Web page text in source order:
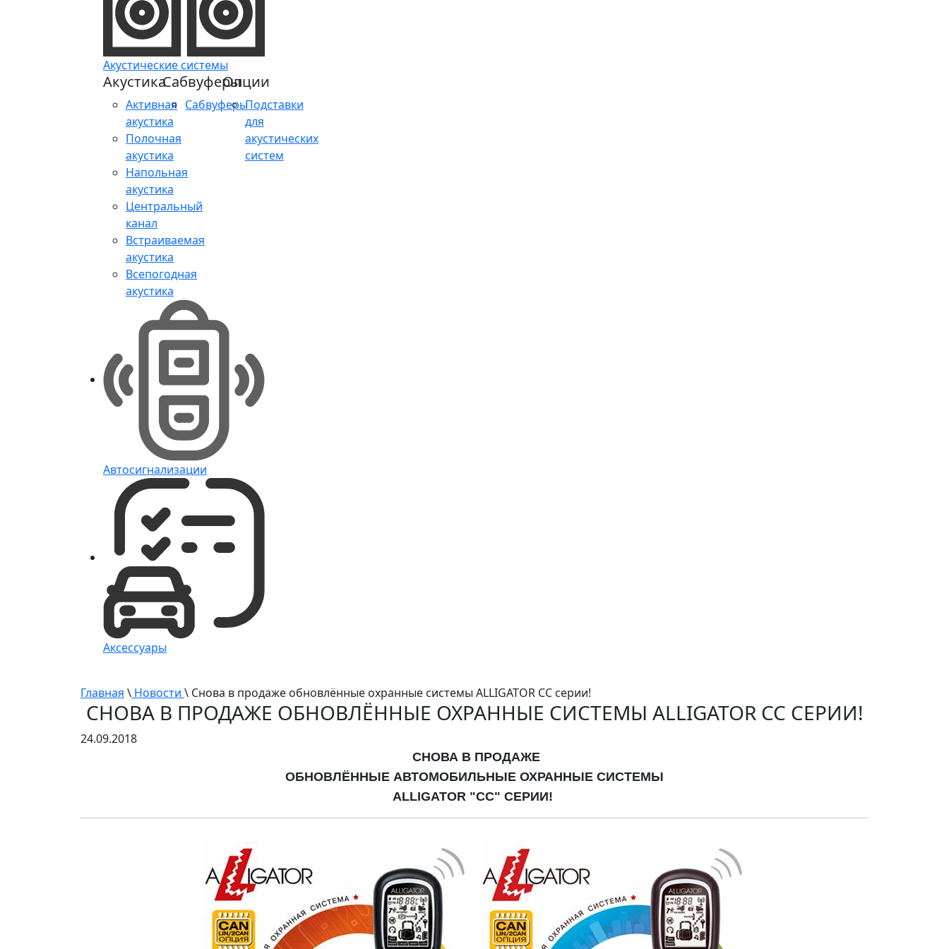
Акустические системы
Акустика
Активная
акустика
Полочная
акустика
Напольная
акустика
Центральный
канал
Встраиваемая
акустика
Всепогодная
акустика
Сабвуферы
Сабвуферы
Опции
Подставки
для
акустических
систем
Автосигнализации
Аксессуары
Главная \ Новости \ Снова в продаже обновлённые охранные системы ALLIGATOR СС серии!
СНОВА В ПРОДАЖЕ ОБНОВЛЁННЫЕ ОХРАННЫЕ СИСТЕМЫ ALLIGATOR СС СЕРИИ!
24.09.2018
СНОВА В ПРОДАЖЕ
ОБНОВЛЁННЫЕ АВТОМОБИЛЬНЫЕ ОХРАННЫЕ СИСТЕМЫ
ALLIGATOR "СС" СЕРИИ!